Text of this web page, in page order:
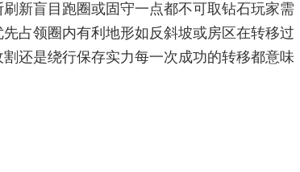
新盲目跑圈或固守一点都不可取钻石玩家需
占领圈内有利地形如反斜坡或房区在转移过
还是绕行保存实力每一次成功的转移都意味